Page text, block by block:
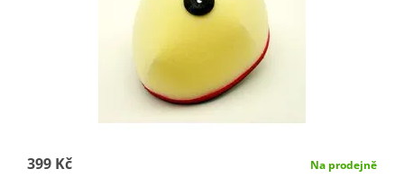
399 Kč Na prodejně